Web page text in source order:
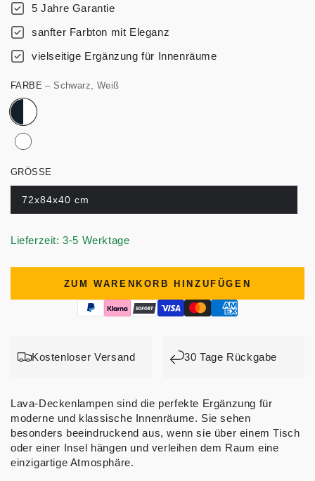
5 Jahre Garantie
sanfter Farbton mit Eleganz
vielseitige Ergänzung für Innenräume
FARBE– Schwarz, Weiß
GRÖSSE
72x84x40 cm
Lieferzeit: 3-5 Werktage
ZUM WARENKORB HINZUFÜGEN
Kostenloser Versand 30 Tage Rückgabe
Lava-Deckenlampen sind die perfekte Ergänzung für
moderne und klassische Innenräume. Sie sehen
besonders beeindruckend aus, wenn sie über einem Tisch
oder einer Insel hängen und verleihen dem Raum eine
einzigartige Atmosphäre.